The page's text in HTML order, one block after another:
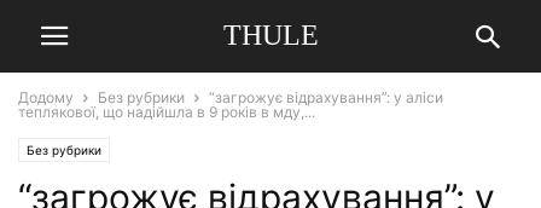
THULE
Додому Без рубрики
“загрожує відрахування”: у аліси
теплякової, що надійшла в 9 років в мду,...
Без рубрики
“загрожує відрахування”: у